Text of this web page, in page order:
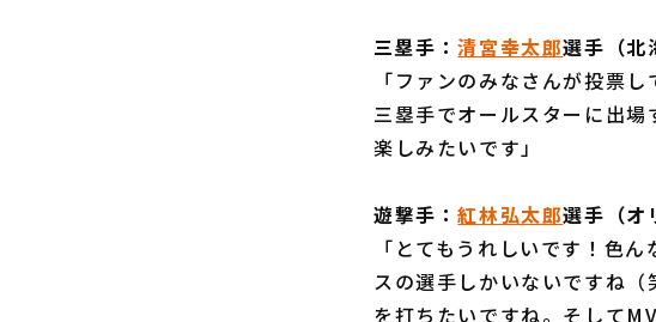
三塁手：清宮幸太郎選手（北
「ファンのみなさんが投票
三塁手でオールスターに出
楽しみたいです」
遊撃手：紅林弘太郎選手（
「とてもうれしいです！色
スの選手しかいないですね
を打ちたいですね。そして